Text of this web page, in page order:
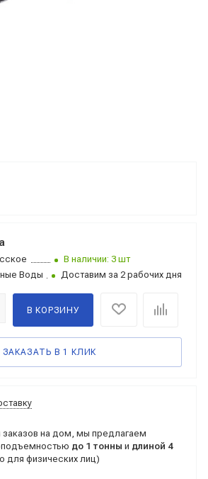
В наличии: 3 шт
Воды Доставим за 2 рабочих дня
В КОРЗИНУ
ЗАКАЗАТЬ В 1 КЛИК
заказов на дом, мы предлагаем
до 1 тонны и длиной 4
для физических лиц)